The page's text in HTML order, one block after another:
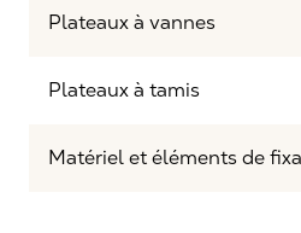
Plateaux à vannes
Plateaux à tamis
Matériel et éléments de